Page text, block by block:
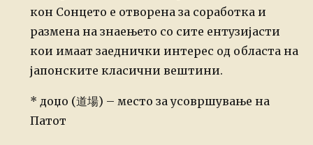
кон Сонцето е отворена за соработка и
размена на знаењето со сите ентузијасти
кои имаат заеднички интерес од областа на
јапонските класични вештини.
* доџо (道場) – место за усовршување на
Патот